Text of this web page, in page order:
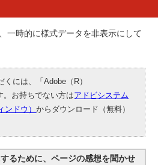
一時的に様式データを非表示にして
には、「Adobe（R）
。お持ちでない方はアドビシステム
ンドウ）からダウンロード（無料）
るために、ページの感想を聞かせ